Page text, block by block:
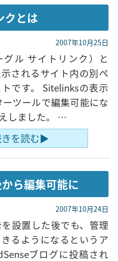
クとは
2007年10月25日
グル サイトリンク）と
されるサイト内の別ペ
です。 Sitelinksの表示
ツールで編集可能にな
しました。 …
を読む▶
ら編集可能に
2007年10月24日
設置した後でも、管理
るようになるというア
ブログに投稿され